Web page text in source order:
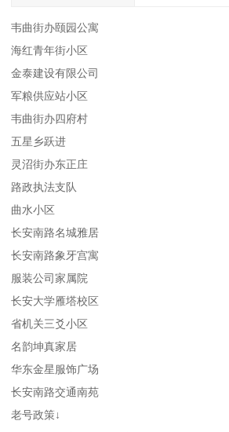
韦曲街办颐园公寓
海红青年街小区
金泰建设有限公司
军粮供应站小区
韦曲街办四府村
五星乡跃进
灵沼街办东正庄
路政执法支队
曲水小区
长安南路名城雅居
长安南路象牙宫寓
服装公司家属院
长安大学雁塔校区
省机关三爻小区
名韵坤真家居
华东金星服饰广场
长安南路交通南苑
老号政策↓